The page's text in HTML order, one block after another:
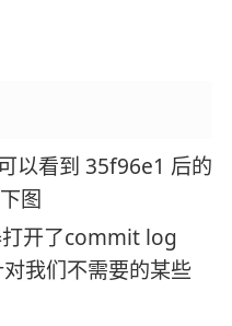
以看到 35f96e1 后的
图
开了commit log
我们不需要的某些